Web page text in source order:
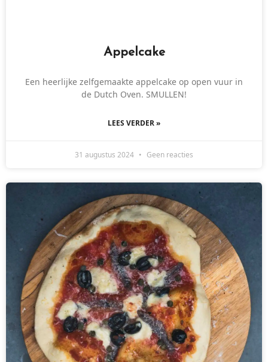
Appelcake
Een heerlijke zelfgemaakte appelcake op open vuur in
de Dutch Oven. SMULLEN!
LEES VERDER »
31 augustus 2024 Geen reacties